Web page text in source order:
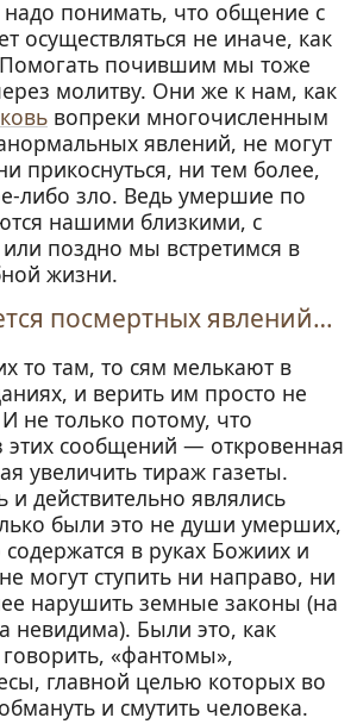
понимать, что общение с
осуществляться не иначе, как
Помогать почившим мы тоже
молитву. Они же к нам, как
вопреки многочисленным
явлений, не могут
прикоснуться, ни тем более,
либо зло. Ведь умершие по
нашими близкими, с
поздно мы встретимся в
жизни.
посмертных явлений…
то там, то сям мелькают в
и верить им просто не
не только потому, что
этих сообщений — откровенная
увеличить тираж газеты.
действительно являлись
были это не души умерших,
в руках Божиих и
могут ступить ни направо, ни
нарушить земные законы (на
невидима). Были это, как
«фантомы»,
главной целью которых во
и смутить человека.